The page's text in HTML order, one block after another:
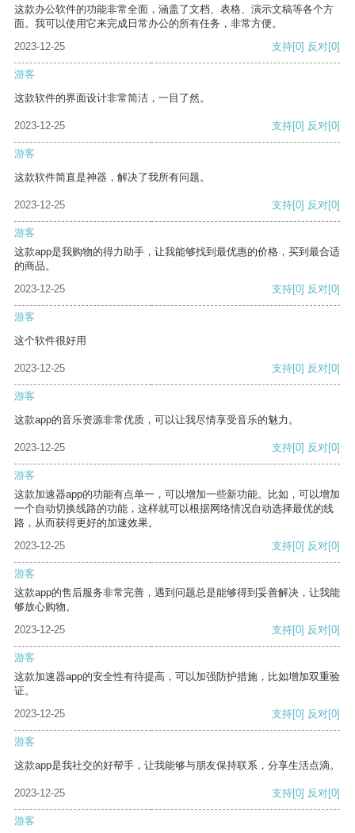
这款办公软件的功能非常全面，涵盖了文档、表格、演示文稿等各个方
面。我可以使用它来完成日常办公的所有任务，非常方便。
2023-12-25
支持[0] 反对[0]
游客
这款软件的界面设计非常简洁，一目了然。
2023-12-25 支持[0] 反对[0]
游客
这款软件简直是神器，解决了我所有问题。
2023-12-25 支持[0] 反对[0]
游客
这款app是我购物的得力助手，让我能够找到最优惠的价格，买到最合适
的商品。
2023-12-25
支持[0] 反对[0]
游客
这个软件很好用
2023-12-25 支持[0] 反对[0]
游客
这款app的音乐资源非常优质，可以让我尽情享受音乐的魅力。
2023-12-25 支持[0] 反对[0]
游客
这款加速器app的功能有点单一，可以增加一些新功能。比如，可以增加
一个自动切换线路的功能，这样就可以根据网络情况自动选择最优的线
路，从而获得更好的加速效果。
2023-12-25
支持[0] 反对[0]
游客
这款app的售后服务非常完善，遇到问题总是能够得到妥善解决，让我能
够放心购物。
2023-12-25
支持[0] 反对[0]
游客
这款加速器app的安全性有待提高，可以加强防护措施，比如增加双重验
证。
2023-12-25
支持[0] 反对[0]
游客
这款app是我社交的好帮手，让我能够与朋友保持联系，分享生活点滴。
2023-12-25 支持[0] 反对[0]
游客